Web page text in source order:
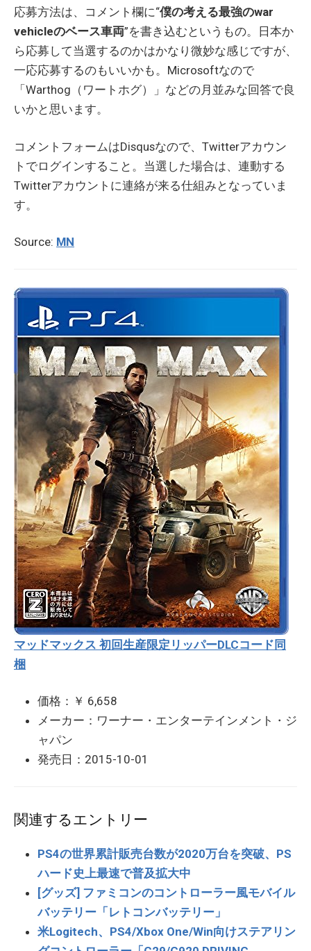
応募方法は、コメント欄に“僕の考える最強のwar
vehicleのベース車両”を書き込むというもの。日本か
ら応募して当選するのかはかなり微妙な感じですが、
一応応募するのもいいかも。Microsoftなので
「Warthog（ワートホグ）」などの月並みな回答で良
いかと思います。
コメントフォームはDisqusなので、Twitterアカウン
トでログインすること。当選した場合は、連動する
Twitterアカウントに連絡が来る仕組みとなっていま
す。
Source: MN
マッドマックス 初回生産限定リッパーDLCコード同
梱
価格：￥ 6,658
メーカー：ワーナー・エンターテインメント・ジ
ャパン
発売日：2015-10-01
関連するエントリー
PS4の世界累計販売台数が2020万台を突破、PS
ハード史上最速で普及拡大中
[グッズ] ファミコンのコントローラー風モバイル
バッテリー「レトコンバッテリー」
米Logitech、PS4/Xbox One/Win向けステアリン